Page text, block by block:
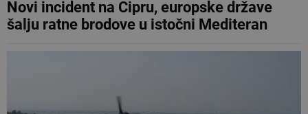
Novi incident na Cipru, europske države
šalju ratne brodove u istočni Mediteran